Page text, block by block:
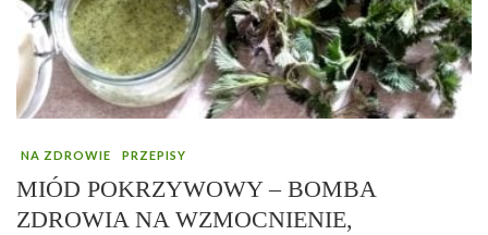
NA ZDROWIE PRZEPISY
MIÓD POKRZYWOWY – BOMBA
ZDROWIA NA WZMOCNIENIE,